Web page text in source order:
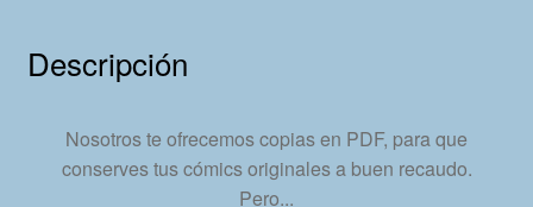
Tebeos
En
Descripción
Nosotros te ofrecemos copias en PDF, para que
conserves tus cómics originales a buen recaudo.
Pero...